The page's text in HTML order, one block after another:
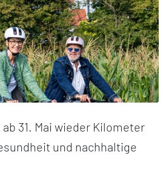
31. Mai wieder Kilometer
und nachhaltige